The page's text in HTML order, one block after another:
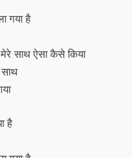
गया है
साथ ऐसा कैसे किया
है